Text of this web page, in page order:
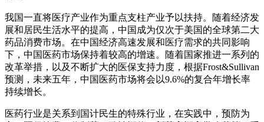
我国一直将医疗产业作为重点支柱产业予以扶持。随着经济发
展和居民生活水平的提高，中国成为仅次于美国的全球第二大
药品消费市场。在中国经济高速发展和医疗需求的共同影响
下，中国医药市场保持着较高的增速。随着国家推进一系列的
改革举措，以及不断扩大的医保支持力度，根据Frost&Sullivan
预测，未来五年，中国医药市场将会以9.6%的复合年增长率
持续增长。
医药行业是关系到国计民生的特殊行业，在实践中，预防为